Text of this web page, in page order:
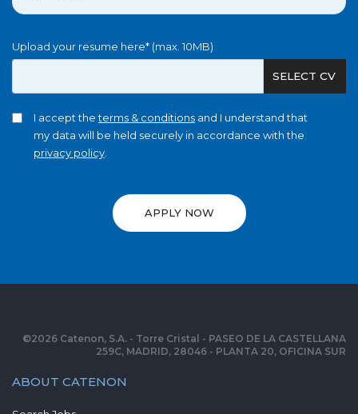
Upload your resume here* (max. 10MB)
SELECT CV
I accept theterms & conditions and I understand that
my data will be held securely in accordance with the
privacy policy
APPLY NOW
ABOUT CATENON
©2026 Catenon, S.A. - Torre Cristal - PASEO DE LA CASTELLANA
259C, MADRID, 28046 - PLANTA 20, OFICINA SUR